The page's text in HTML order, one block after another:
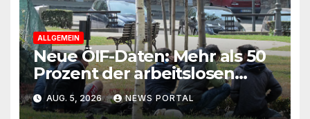
ALLGEMEIN
Neue ÖIF-Daten: Mehr als 50
Prozent der arbeitslosen
Ausländer leben in Wien!
AUG. 5, 2026 NEWS PORTAL